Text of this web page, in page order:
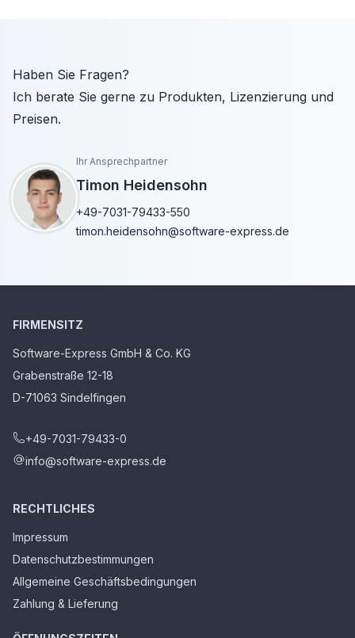
Haben Sie Fragen?
Ich berate Sie gerne zu Produkten, Lizenzierung und
Preisen.
Ihr Ansprechpartner
Timon Heidensohn
+49-7031-79433-550
timon.heidensohn@software-express.de
FIRMENSITZ
Software-Express GmbH & Co. KG
Grabenstraße 12-18
D-71063 Sindelfingen
+49-7031-79433-0
info@software-express.de
RECHTLICHES
Impressum
Datenschutzbestimmungen
Allgemeine Geschäftsbedingungen
Zahlung & Lieferung